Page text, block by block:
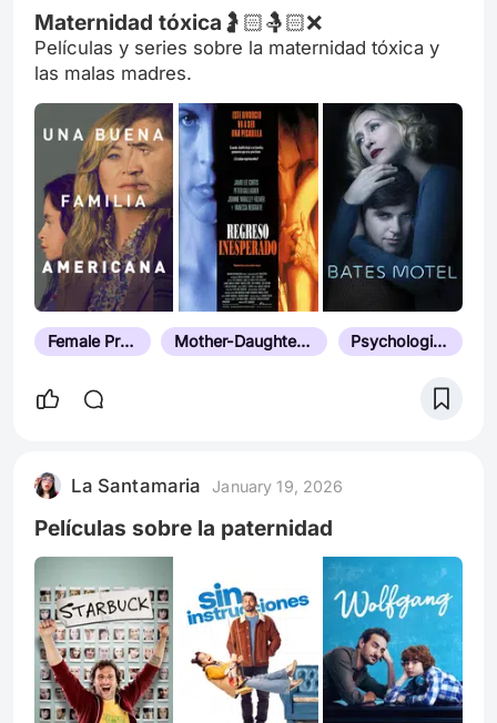
Maternidad tóxica🤰🏻🤱🏻❌
Películas y series sobre la maternidad tóxica y
las malas madres.
Female Protagonist Mother-Daughter Relationship Psychological Thriller
La Santamaria January 19, 2026
Películas sobre la paternidad